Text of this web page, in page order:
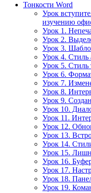
Тонкости Word
Урок
изучению
Урок 1.
Урок 2.
Урок 3.
Урок 4. Стиль
Урок 5. Стиль
Урок 6.
Урок 7.
Урок 8.
Урок 9.
Урок 10.
Урок 11.
Урок 12.
Урок 13.
Урок 14.
Урок 15.
Урок 16.
Урок 17.
Урок 18.
Урок 19.